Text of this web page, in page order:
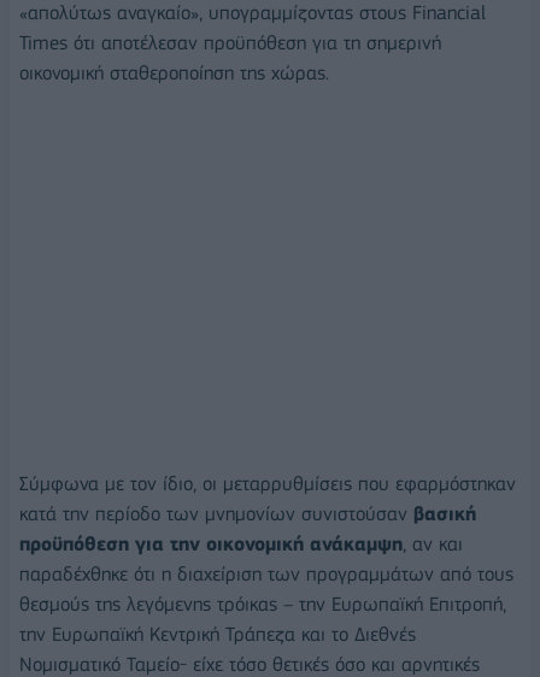
«απολύτως αναγκαίο», υπογραμμίζοντας στους Financial
Times ότι αποτέλεσαν προϋπόθεση για τη σημερινή
οικονομική σταθεροποίηση της χώρας.
Σύμφωνα με τον ίδιο, οι μεταρρυθμίσεις που εφαρμόστηκαν
κατά την περίοδο των μνημονίων συνιστούσαν βασική
προϋπόθεση για την οικονομική ανάκαμψη , αν και
παραδέχθηκε ότι η διαχείριση των προγραμμάτων από τους
θεσμούς της λεγόμενης τρόικας – την Ευρωπαϊκή Επιτροπή,
την Ευρωπαϊκή Κεντρική Τράπεζα και το Διεθνές
Νομισματικό Ταμείο- είχε τόσο θετικές όσο και αρνητικές